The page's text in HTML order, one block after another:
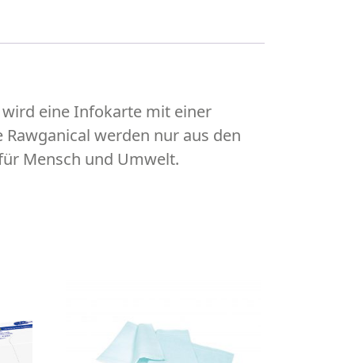
wird eine Infokarte mit einer
werden nur aus den
Mensch und Umwelt.